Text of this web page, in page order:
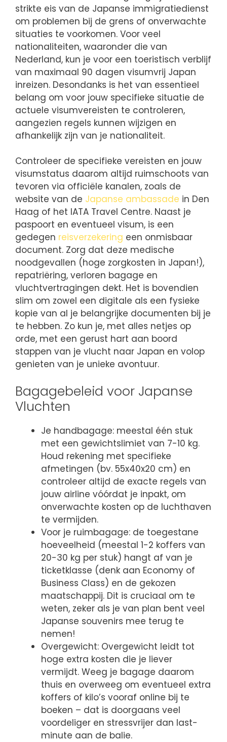
strikte eis van de Japanse immigratiedienst
om problemen bij de grens of onverwachte
situaties te voorkomen. Voor veel
nationaliteiten, waaronder die van
Nederland, kun je voor een toeristisch verblijf
van maximaal 90 dagen visumvrij Japan
inreizen. Desondanks is het van essentieel
belang om voor jouw specifieke situatie de
actuele visumvereisten te controleren,
aangezien regels kunnen wijzigen en
afhankelijk zijn van je nationaliteit.
Controleer de specifieke vereisten en jouw
visumstatus daarom altijd ruimschoots van
tevoren via officiële kanalen, zoals de
website van de Japanse ambassade in Den
Haag of het IATA Travel Centre. Naast je
paspoort en eventueel visum, is een
gedegen reisverzekering een onmisbaar
document. Zorg dat deze medische
noodgevallen (hoge zorgkosten in Japan!),
repatriëring, verloren bagage en
vluchtvertragingen dekt. Het is bovendien
slim om zowel een digitale als een fysieke
kopie van al je belangrijke documenten bij je
te hebben. Zo kun je, met alles netjes op
orde, met een gerust hart aan boord
stappen van je vlucht naar Japan en volop
genieten van je unieke avontuur.
Bagagebeleid voor Japanse
Vluchten
Je handbagage: meestal één stuk
met een gewichtslimiet van 7-10 kg.
Houd rekening met specifieke
afmetingen (bv. 55x40x20 cm) en
controleer altijd de exacte regels van
jouw airline vóórdat je inpakt, om
onverwachte kosten op de luchthaven
te vermijden.
Voor je ruimbagage: de toegestane
hoeveelheid (meestal 1-2 koffers van
20-30 kg per stuk) hangt af van je
ticketklasse (denk aan Economy of
Business Class) en de gekozen
maatschappij. Dit is cruciaal om te
weten, zeker als je van plan bent veel
Japanse souvenirs mee terug te
nemen!
Overgewicht: Overgewicht leidt tot
hoge extra kosten die je liever
vermijdt. Weeg je bagage daarom
thuis en overweeg om eventueel extra
koffers of kilo’s vooraf online bij te
boeken – dat is doorgaans veel
voordeliger en stressvrijer dan last-
minute aan de balie.